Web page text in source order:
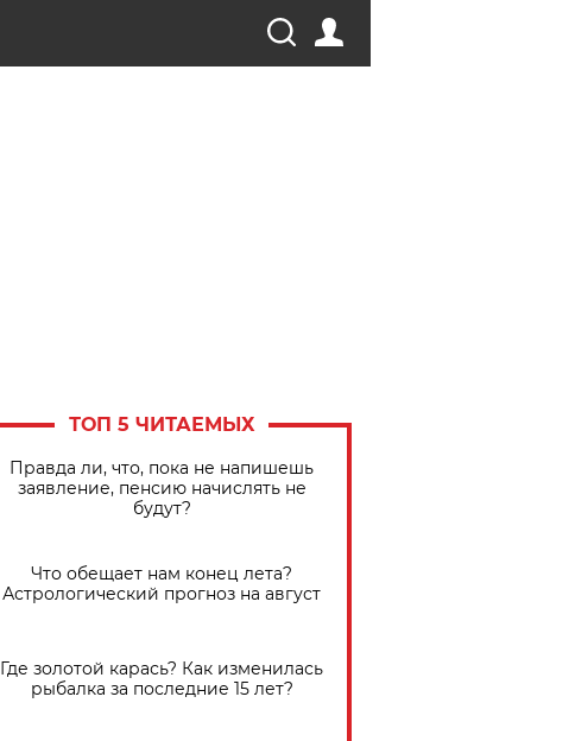
ТОП 5 ЧИТАЕМЫХ
Правда ли, что, пока не напишешь
заявление, пенсию начислять не
будут?
​Что обещает нам конец лета?
Астрологический прогноз на август
Где золотой карась? Как изменилась
рыбалка за последние 15 лет?